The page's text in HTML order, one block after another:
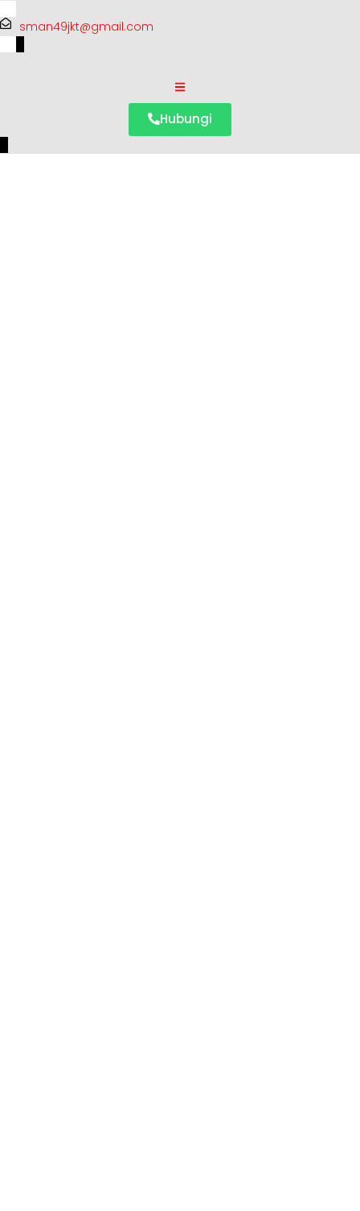
sman49jkt@gmail.com
Hubungi